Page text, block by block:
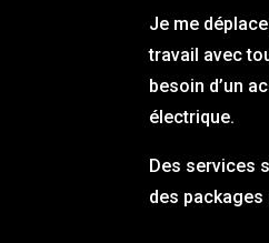
Je me
travail avec
besoin d’un
électrique.
Des services
des